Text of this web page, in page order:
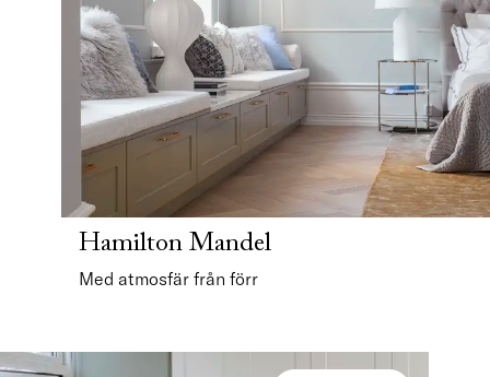
Hamilton Mandel
Med atmosfär från förr